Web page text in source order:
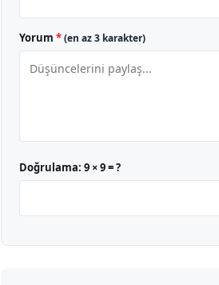
Yorum *(en az 3 karakter)
Doğrulama: 9 × 9 = ?